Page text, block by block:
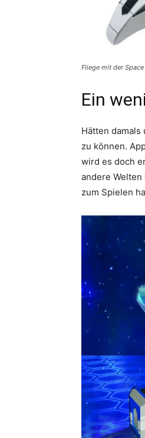
Fliege mit der
Ein
Hätten
zu können.
wird es doch
andere
zum Spielen